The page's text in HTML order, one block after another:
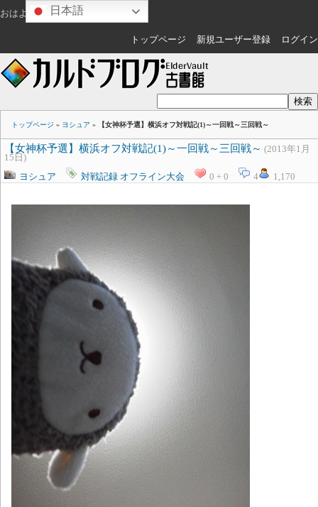
おはようございます さん
トップページ 新規ユーザー登録 ログイン
トップページ » ヨシュア » 【女神杯予選】横浜オフ対戦記(1)～一回戦～三回戦～
【女神杯予選】横浜オフ対戦記(1)～一回戦～三回戦～ (2013年1月
15日)
ヨシュア
対戦記録 オフライン大会 0 + 0 4 1,170
日本語